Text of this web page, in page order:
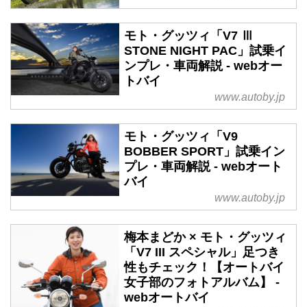
モト・グッツィ「V7 Ⅲ
STONE NIGHT PAC」試乗イ
ンプレ・車両解説 - webオー
トバイ
www.autoby.jp
モト・グッツィ「V9
BOBBER SPORT」試乗イン
プレ・車両解説 - webオート
バイ
www.autoby.jp
梅本まどか × モト・グッツィ
「V7 III スペシャル」足つき
性もチェック！【オートバイ
女子部のフォトアルバム】 -
webオートバイ